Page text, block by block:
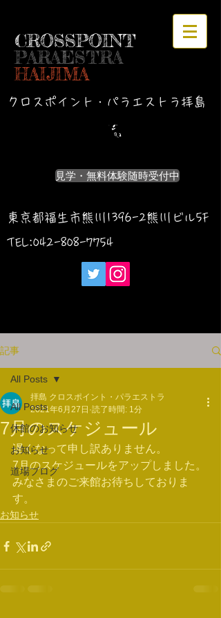
CROSSPOINT
PARAESTRA
HAIJIMA
クロスポイント・パラエストラ拝島
見学・無料体験随時受付中
東京都福生市熊川1396-2熊川ビル5F
TEL:042-808-7754
記事
All Posts
休館のお知らせ
お知らせ
道場ブログ
All Posts
7月のスケジュール
拝島 クロスポイント・パラエストラ
2021年6月27日 読了時間: 1分
遅くなって申し訳ありません。
7月のスケジュールをアップしました。
みなさまのご来館お待ちしておりま
す。
お知らせ